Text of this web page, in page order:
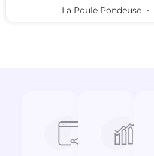
La Poule Pondeuse